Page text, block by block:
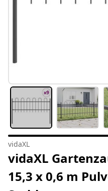
vidaXL
vidaXL
15,3 x 0,6 m